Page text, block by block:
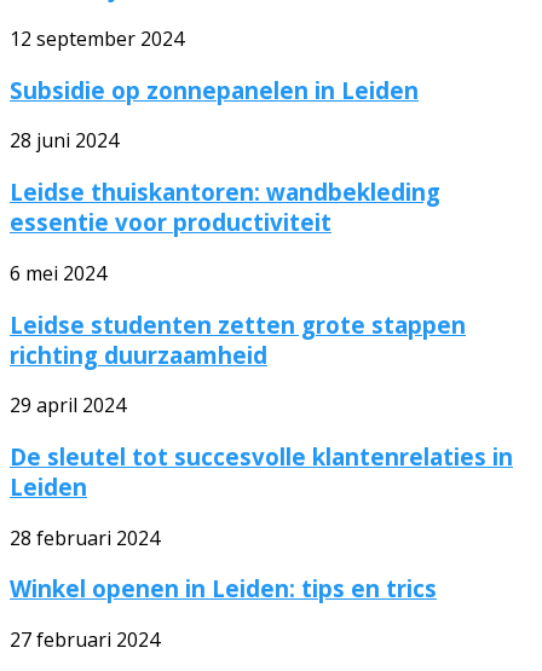
12 september 2024
Subsidie op zonnepanelen in Leiden
28 juni 2024
Leidse thuiskantoren: wandbekleding
essentie voor productiviteit
6 mei 2024
Leidse studenten zetten grote stappen
richting duurzaamheid
29 april 2024
De sleutel tot succesvolle klantenrelaties in
Leiden
28 februari 2024
Winkel openen in Leiden: tips en trics
27 februari 2024